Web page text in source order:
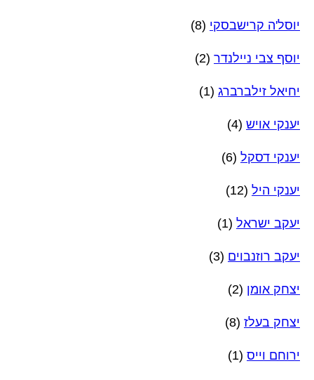
יוסל'ה קרישבסקי (8)
יוסף צבי ניילנדר (2)
יחיאל זילברברג (1)
יענקי אויש (4)
יענקי דסקל (6)
יענקי היל (12)
יעקב ישראל (1)
יעקב רוזנבוים (3)
יצחק אומן (2)
יצחק בעלז (8)
ירוחם וייס (1)